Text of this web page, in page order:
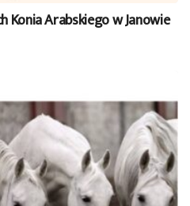
Konia Arabskiego w Janowie